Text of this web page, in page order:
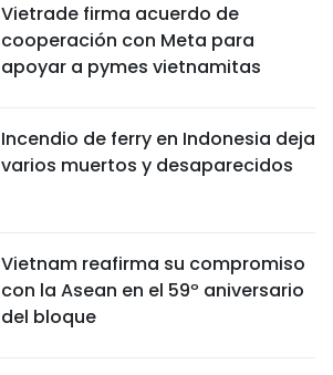
Vietrade firma acuerdo de
cooperación con Meta para
apoyar a pymes vietnamitas
Incendio de ferry en Indonesia deja
varios muertos y desaparecidos
Vietnam reafirma su compromiso
con la Asean en el 59º aniversario
del bloque